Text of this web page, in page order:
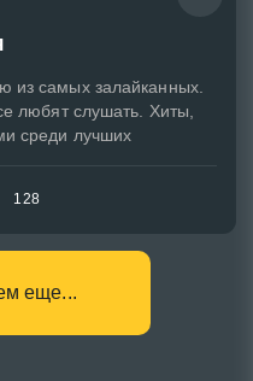
самых залайканных.
любят слушать. Хиты,
среди лучших
128
еще...